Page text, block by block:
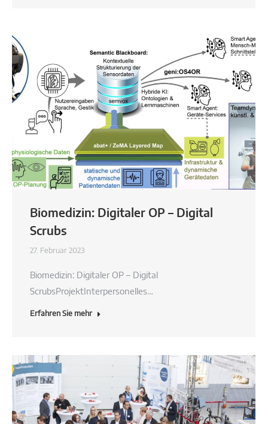
Biomedizin: Digitaler OP – Digital
Scrubs
27. Februar 2023
Biomedizin: Digitaler OP – Digital
ScrubsProjektInterpersonelles…
Erfahren Sie mehr